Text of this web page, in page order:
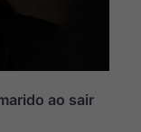
ao sair